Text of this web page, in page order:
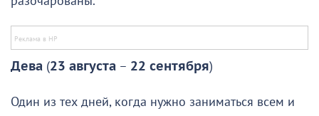
Дева (23 августа – 22 сентября)
Один из тех дней, когда нужно заниматься всем и